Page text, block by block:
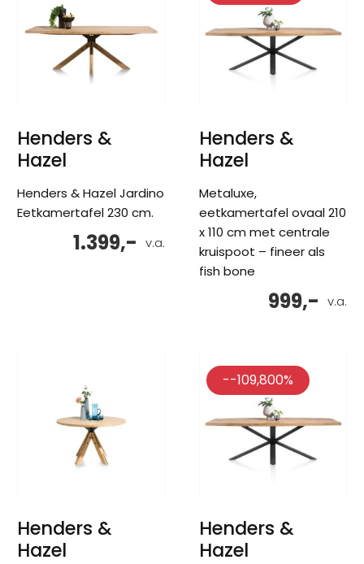
Henders &
Hazel
Henders & Hazel Jardino
Eetkamertafel 230 cm.
v.a.
1.399,-
Henders &
Hazel
Metaluxe,
eetkamertafel ovaal 210
x 110 cm met centrale
kruispoot – fineer als
fish bone
v.a.
999,-
Henders &
Hazel
--109,800%
Henders &
Hazel